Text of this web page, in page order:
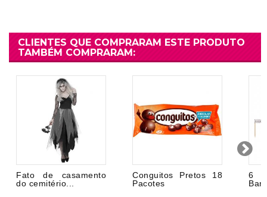
CLIENTES QUE COMPRARAM ESTE PRODUTO
TAMBÉM COMPRARAM:
Fato de casamento
do cemitério...
Conguitos Pretos 18
Pacotes
6